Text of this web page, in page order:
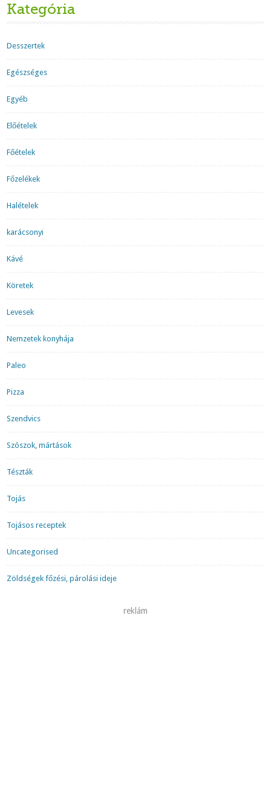
Kategória
Desszertek
Egészséges
Egyéb
Előételek
Főételek
Főzelékek
Halételek
karácsonyi
Kávé
Köretek
Levesek
Nemzetek konyhája
Paleo
Pizza
Szendvics
Szószok, mártások
Tészták
Tojás
Tojásos receptek
Uncategorised
Zöldségek főzési, párolási ideje
reklám